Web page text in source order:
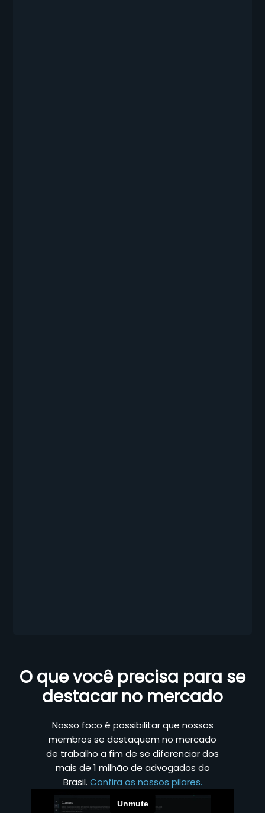
O que você precisa para se
destacar no mercado
Nosso foco é possibilitar que nossos
membros se destaquem no mercado
de trabalho a fim de se diferenciar dos
mais de 1 milhão de advogados do
Brasil. Confira os nossos pilares.